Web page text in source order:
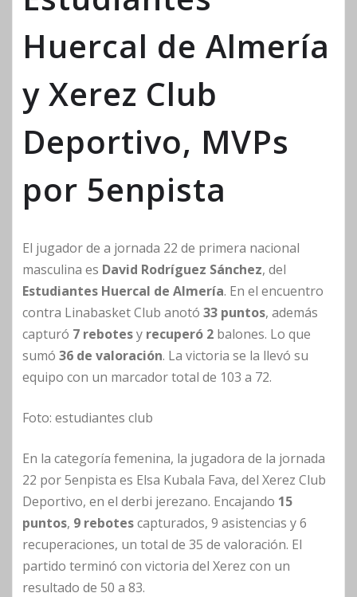
Huercal de Almería
y Xerez Club
Deportivo, MVPs
por 5enpista
El jugador de a jornada 22 de primera nacional
masculina es David Rodríguez Sánchez, del
Estudiantes Huercal de Almería. En el encuentro
contra Linabasket Club anotó 33 puntos, además
capturó 7 rebotesy recuperó 2 balones. Lo que
sumó 36 de valoración. La victoria se la llevó su
equipo con un marcador total de 103 a 72.
Foto: estudiantes club
En la categoría femenina, la jugadora de la jornada
22 por 5enpista es Elsa Kubala Fava, del Xerez Club
Deportivo, en el derbi jerezano. Encajando 15
puntos, 9 rebotescapturados, 9 asistencias y 6
recuperaciones, un total de 35 de valoración. El
partido terminó con victoria del Xerez con un
resultado de 50 a 83.